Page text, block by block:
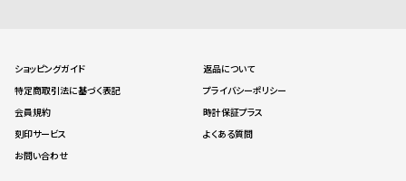
ショッピングガイド
返品について
特定商取引法に基づく表記
プライバシーポリシー
会員規約
時計保証プラス
刻印サービス
よくある質問
お問い合わせ